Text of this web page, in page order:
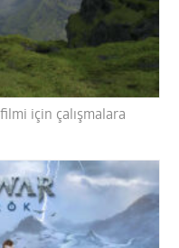
için çalışmalara